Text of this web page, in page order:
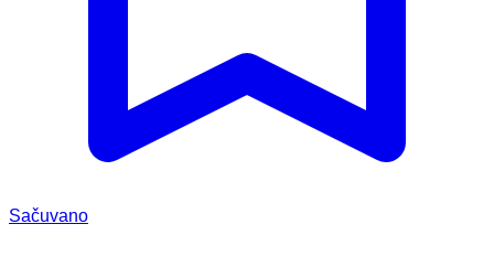
Sačuvano